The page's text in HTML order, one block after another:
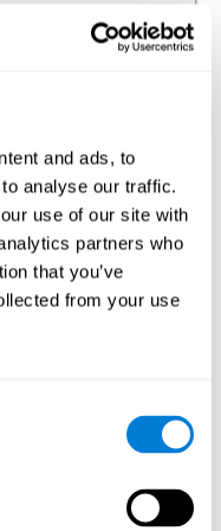
and ads, to
analyse our traffic.
use of our site with
partners who
that you’ve
from your use
пространства)
и
которое
стимула до
распределение